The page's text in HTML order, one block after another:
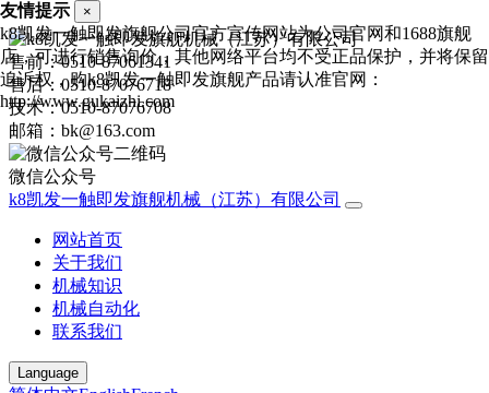
售前：0510-87061341
售后：0510-87076718
技术：0510-87076708
邮箱：bk@163.com
微信公众号
k8凯发一触即发旗舰机械（江苏）有限公司
网站首页
关于我们
机械知识
机械自动化
联系我们
Language
友情提示 ×
k8凯发一触即发旗舰公司官方宣传网站为公司官网和1688旗舰
店，可进行销售询价，其他网络平台均不受正品保护，并将保留
追诉权，购k8凯发一触即发旗舰产品请认准官网：
http://www.gukaizhi.com